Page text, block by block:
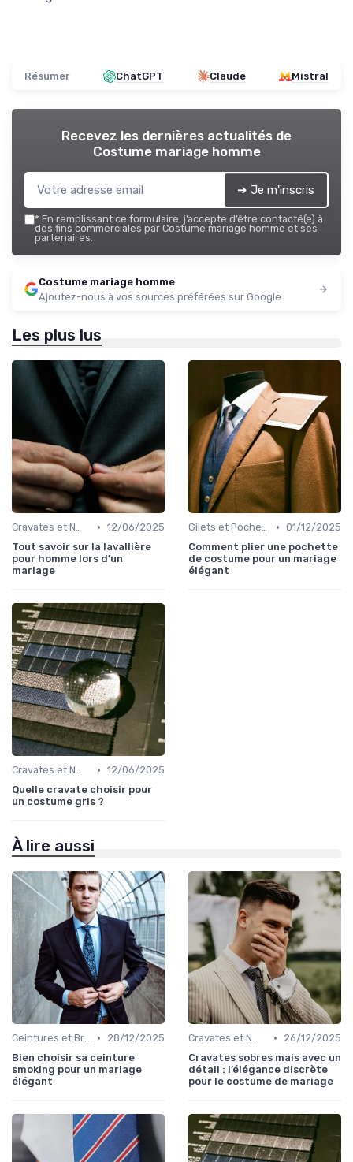
Résumer ChatGPT Claude Mistral
Recevez les dernières actualités de
Costume mariage homme
➔ Je m'inscris
* En remplissant ce formulaire, j’accepte d’être contacté(e) à
des fins commerciales par Costume mariage homme et ses
partenaires.
Costume mariage homme
Ajoutez-nous à vos sources préférées sur Google
Les plus lus
Cravates et Nœuds Papillon • 12/06/2025
Tout savoir sur la lavallière
pour homme lors d'un
mariage
Gilets et Pochettes • 01/12/2025
Comment plier une pochette
de costume pour un mariage
élégant
Cravates et Nœuds Papillon • 12/06/2025
Quelle cravate choisir pour
un costume gris ?
À lire aussi
Ceintures et Bretelles •
28/12/2025
Bien choisir sa ceinture
smoking pour un mariage
élégant
Cravates et Nœuds Papillon •
26/12/2025
Cravates sobres mais avec un
détail : l’élégance discrète
pour le costume de mariage